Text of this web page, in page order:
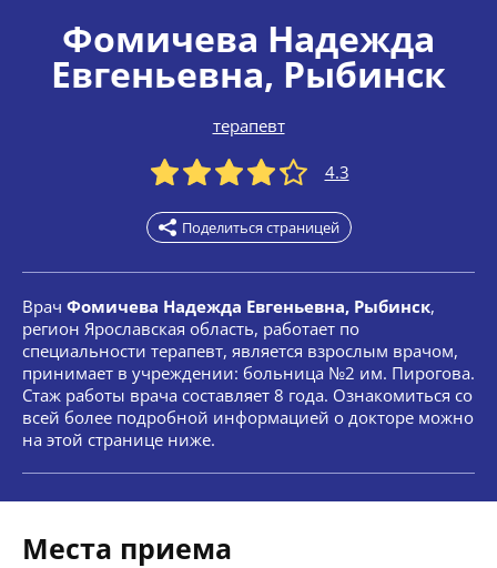
Фомичева Надежда
Евгеньевна, Рыбинск
терапевт
4.3
Поделиться страницей
Врач Фомичева Надежда Евгеньевна, Рыбинск,
регион Ярославская область, работает по
специальности терапевт, является взрослым врачом,
принимает в учреждении: больница №2 им. Пирогова.
Стаж работы врача составляет 8 года. Ознакомиться со
всей более подробной информацией о докторе можно
на этой странице ниже.
Места приема